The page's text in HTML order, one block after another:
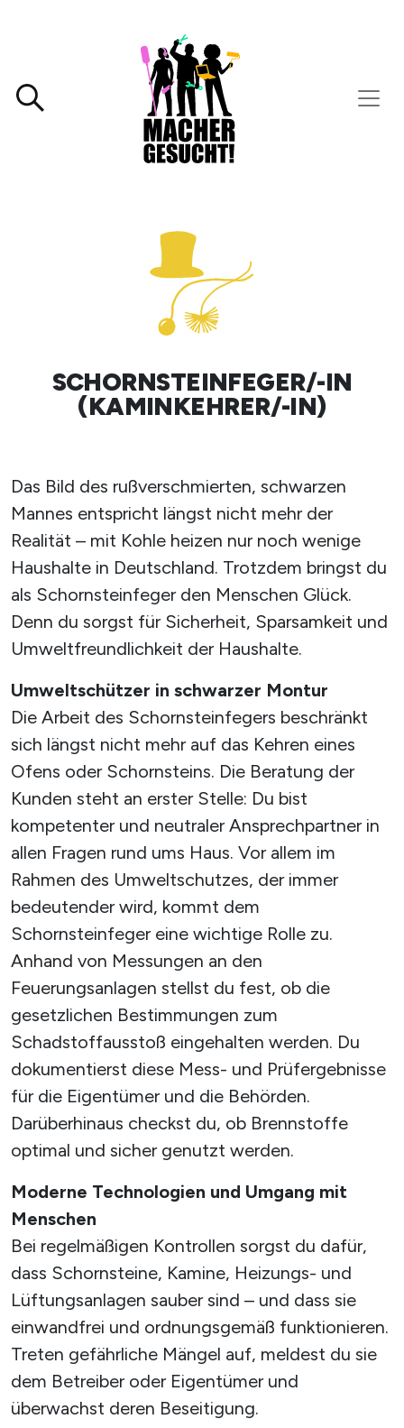
SCHORNSTEINFEGER/-IN
(KAMINKEHRER/-IN)
Das Bild des rußverschmierten, schwarzen
Mannes entspricht längst nicht mehr der
Realität – mit Kohle heizen nur noch wenige
Haushalte in Deutschland. Trotzdem bringst du
als Schornsteinfeger den Menschen Glück.
Denn du sorgst für Sicherheit, Sparsamkeit und
Umweltfreundlichkeit der Haushalte.
Umweltschützer in schwarzer Montur
Die Arbeit des Schornsteinfegers beschränkt
sich längst nicht mehr auf das Kehren eines
Ofens oder Schornsteins. Die Beratung der
Kunden steht an erster Stelle: Du bist
kompetenter und neutraler Ansprechpartner in
allen Fragen rund ums Haus. Vor allem im
Rahmen des Umweltschutzes, der immer
bedeutender wird, kommt dem
Schornsteinfeger eine wichtige Rolle zu.
Anhand von Messungen an den
Feuerungsanlagen stellst du fest, ob die
gesetzlichen Bestimmungen zum
Schadstoffausstoß eingehalten werden. Du
dokumentierst diese Mess- und Prüfergebnisse
für die Eigentümer und die Behörden.
Darüberhinaus checkst du, ob Brennstoffe
optimal und sicher genutzt werden.
Moderne Technologien und Umgang mit
Menschen
Bei regelmäßigen Kontrollen sorgst du dafür,
dass Schornsteine, Kamine, Heizungs- und
Lüftungsanlagen sauber sind – und dass sie
einwandfrei und ordnungsgemäß funktionieren.
Treten gefährliche Mängel auf, meldest du sie
dem Betreiber oder Eigentümer und
überwachst deren Beseitigung.